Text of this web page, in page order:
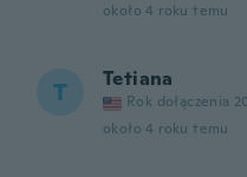
około 4 roku temu
T Tetiana
Rok dołączenia
około 4 roku temu